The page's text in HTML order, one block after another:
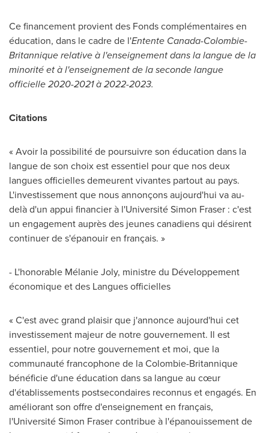
Ce financement provient des Fonds complémentaires en
éducation, dans le cadre de l'Entente Canada-Colombie-
Britannique relative à l'enseignement dans la langue de la
minorité et à l'enseignement de la seconde langue
officielle 2020-2021 à 2022-2023.
Citations
« Avoir la possibilité de poursuivre son éducation dans la
langue de son choix est essentiel pour que nos deux
langues officielles demeurent vivantes partout au pays.
L'investissement que nous annonçons aujourd'hui va au-
delà d'un appui financier à l'UniversitéSimon Fraser : c'est
un engagement auprès des jeunes canadiens qui désirent
continuer de s'épanouir en français. »
- L'honorable MélanieJoly, ministre du Développement
économique et des Langues officielles
« C'est avec grand plaisir que j'annonce aujourd'hui cet
investissement majeur de notre gouvernement. Il est
essentiel, pour notre gouvernement et moi, que la
communauté francophone de la Colombie-Britannique
bénéficie d'une éducation dans sa langue au cœur
d'établissements postsecondaires reconnus et engagés. En
améliorant son offre d'enseignement en français,
l'UniversitéSimon Frasercontribue à l'épanouissement de